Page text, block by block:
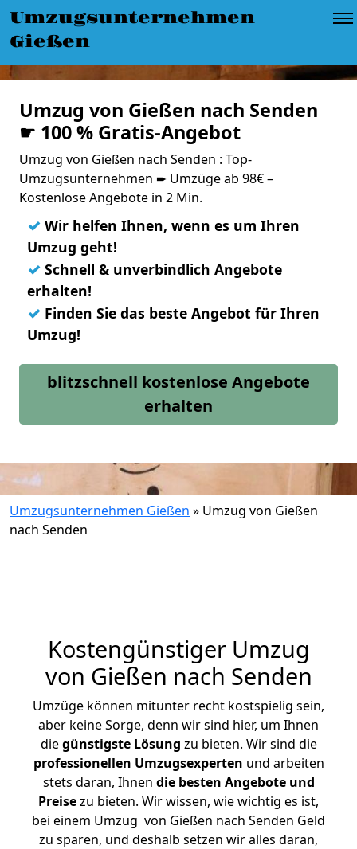
Umzugsunternehmen
Gießen
Umzug von Gießen nach Senden
☛ 100 % Gratis-Angebot
Umzug von Gießen nach Senden : Top-
Umzugsunternehmen ➨ Umzüge ab 98€ –
Kostenlose Angebote in 2 Min.
✓ Wir helfen Ihnen, wenn es um Ihren
Umzug geht!
✓ Schnell & unverbindlich Angebote
erhalten!
✓ Finden Sie das beste Angebot für Ihren
Umzug!
blitzschnell kostenlose Angebote
erhalten
Umzugsunternehmen Gießen » Umzug von Gießen
nach Senden
Kostengünstiger Umzug
von Gießen nach Senden
Umzüge können mitunter recht kostspielig sein,
aber keine Sorge, denn wir sind hier, um Ihnen
diegünstigste Lösung zu bieten. Wir sind die
professionellen Umzugsexperten und arbeiten
stets daran, Ihnen die besten Angebote und
Preisezu bieten. Wir wissen, wie wichtig es ist,
bei einem Umzug von Gießen nach Senden Geld
zu sparen, und deshalb setzen wir alles daran,